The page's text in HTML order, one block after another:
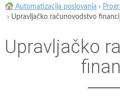
Automatizacija poslovanja ›
› Upravljačko računovodstvo
Upravljačko